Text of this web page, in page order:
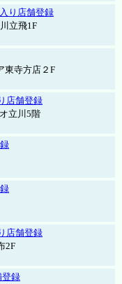
り店舗登録
立飛1F
東寺方店２F
店舗登録
立川5階
店舗登録
2F
登録